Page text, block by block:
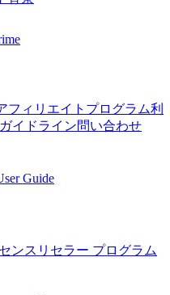
フィリエイトプログラム利
イドライン問い合わせ
Guide
ンス リセラー プログラム